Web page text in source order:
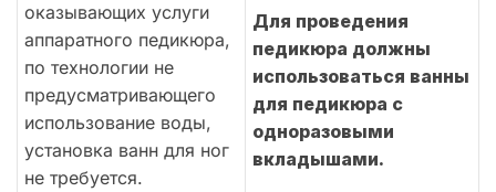
оказывающих услуги
аппаратного педикюра,
по технологии не
предусматривающего
использование воды,
установка ванн для ног
не требуется.
Для проведения
педикюра должны
использоваться ванны
для педикюра с
одноразовыми
вкладышами.